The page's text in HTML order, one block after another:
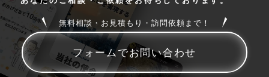
無料相談・お見積もり・訪問依頼まで！